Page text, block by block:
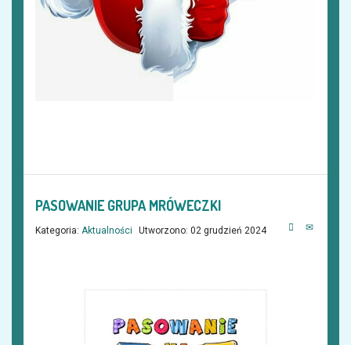
PASOWANIE GRUPA MRÓWECZKI
Kategoria: Aktualności Utworzono: 02 grudzień 2024